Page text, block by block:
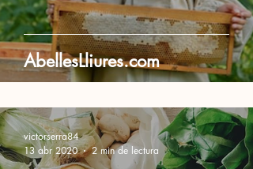
AbellesLliures.com
victorserra84
13 abr 2020
2 min de lectura